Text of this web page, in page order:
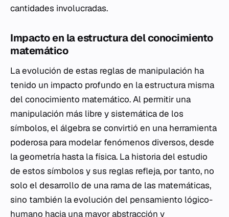
cantidades involucradas.
Impacto en la estructura del conocimiento
matemático
La evolución de estas reglas de manipulación ha
tenido un impacto profundo en la estructura misma
del conocimiento matemático. Al permitir una
manipulación más libre y sistemática de los
símbolos, el álgebra se convirtió en una herramienta
poderosa para modelar fenómenos diversos, desde
la geometría hasta la física. La historia del estudio
de estos símbolos y sus reglas refleja, por tanto, no
solo el desarrollo de una rama de las matemáticas,
sino también la evolución del pensamiento lógico-
humano hacia una mayor abstracción y